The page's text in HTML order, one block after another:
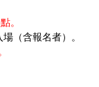
。
（含報名者）。